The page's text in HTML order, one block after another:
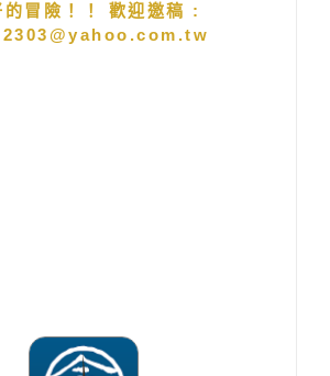
的冒險！！ 歡迎邀稿 :